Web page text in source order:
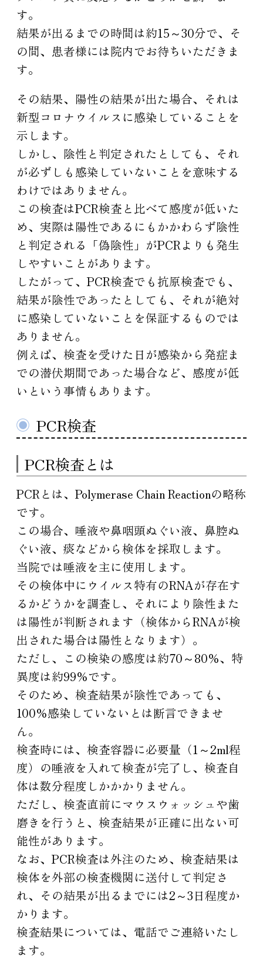
す。
結果が出るまでの時間は約15～30分で、そ
の間、患者様には院内でお待ちいただきま
す。
その結果、陽性の結果が出た場合、それは
新型コロナウイルスに感染していることを
示します。
しかし、陰性と判定されたとしても、それ
が必ずしも感染していないことを意味する
わけではありません。
この検査はPCR検査と比べて感度が低いた
め、実際は陽性であるにもかかわらず陰性
と判定される「偽陰性」がPCRよりも発生
しやすいことがあります。
したがって、PCR検査でも抗原検査でも、
結果が陰性であったとしても、それが絶対
に感染していないことを保証するものでは
ありません。
例えば、検査を受けた日が感染から発症ま
での潜伏期間であった場合など、感度が低
いという事情もあります。
PCR検査
PCR検査とは
PCRとは、Polymerase Chain Reactionの略称
です。
この場合、唾液や鼻咽頭ぬぐい液、鼻腔ぬ
ぐい液、痰などから検体を採取します。
当院では唾液を主に使用します。
その検体中にウイルス特有のRNAが存在す
るかどうかを調査し、それにより陰性また
は陽性が判断されます（検体からRNAが検
出された場合は陽性となります）。
ただし、この検染の感度は約70～80％、特
異度は約99％です。
そのため、検査結果が陰性であっても、
100％感染していないとは断言できませ
ん。
検査時には、検査容器に必要量（1～2ml程
度）の唾液を入れて検査が完了し、検査自
体は数分程度しかかかりません。
ただし、検査直前にマウスウォッシュや歯
磨きを行うと、検査結果が正確に出ない可
能性があります。
なお、PCR検査は外注のため、検査結果は
検体を外部の検査機関に送付して判定さ
れ、その結果が出るまでには2～3日程度か
かります。
検査結果については、電話でご連絡いたし
ます。